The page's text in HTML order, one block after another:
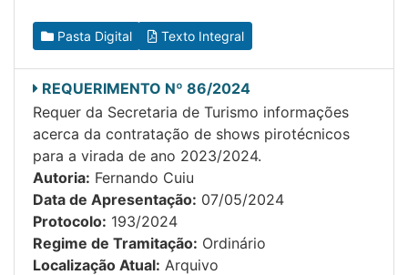
Pasta Digital Texto Integral
REQUERIMENTO Nº 86/2024
Requer da Secretaria de Turismo informações
acerca da contratação de shows pirotécnicos
para a virada de ano 2023/2024.
Autoria: Fernando Cuiu
Data de Apresentação: 07/05/2024
Protocolo: 193/2024
Regime de Tramitação: Ordinário
Localização Atual: Arquivo